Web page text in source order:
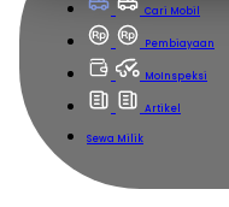
Cari Mobil
Pembiayaan
MoInspeksi
Artikel
Sewa Milik